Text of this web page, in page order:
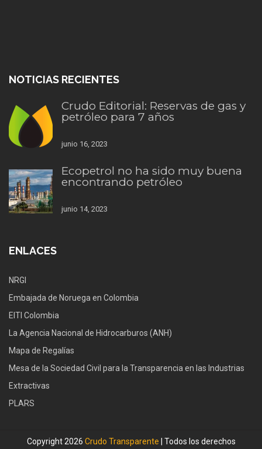
NOTICIAS RECIENTES
Crudo Editorial: Reservas de gas y
petróleo para 7 años
junio 16, 2023
Ecopetrol no ha sido muy buena
encontrando petróleo
junio 14, 2023
ENLACES
NRGI
Embajada de Noruega en Colombia
EITI Colombia
La Agencia Nacional de Hidrocarburos (ANH)
Mapa de Regalías
Mesa de la Sociedad Civil para la Transparencia en las Industrias
Extractivas
PLARS
Copyright 2026 Crudo Transparente | Todos los derechos